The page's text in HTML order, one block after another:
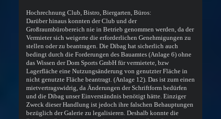
Hochrechnung Club, Bistro, Biergarten, Büros:
Darüber hinaus konnten der Club und der
Großraumbürobereich nie in Betrieb genommen werden, da der
Vermieter sich weigerte die erforderlichen Genehmigungen zu
stellen oder zu beantragen. Die Dibag hat sicherlich auch
bedingt durch die Forderungen des Bauamtes (Anlage 6) ohne
das Wissen der Dom Sports GmbH für vermietete, bzw
Lagerfläche eine Nutzungsänderung von genutzter Fläche in
nicht genutzte Fläche beantragt. (Anlage 12). Das ist zum einen
mietvertragswidrig, da Änderungen der Schriftform bedürfen
und die Dibag unser Einverständnis benötigt hätte. Einziger
Zweck dieser Handlung ist jedoch ihre falschen Behauptungen
bezüglich der Galerie zu legalisieren. Deshalb konnte die